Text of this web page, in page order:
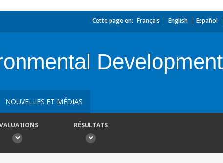
Cette page en: Français English Español
Development
NOUVELLES ET MÉDIAS
RÉSULTATS